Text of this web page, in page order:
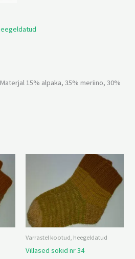
15% alpaka, 35% meriino, 30%
Varrastel kootud, heegeldatud
Villased sokid nr 34